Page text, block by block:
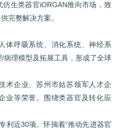
生类器官iORGAN推向市场，致
完整解决方案。
体呼吸系统、消化系统、神经系
病理模型及拓展工具，形成了全球
术企业、苏州市姑苏领军人才企
业等荣誉。围绕类器官及转化应
利近30项。怀揣着“推动先进器官